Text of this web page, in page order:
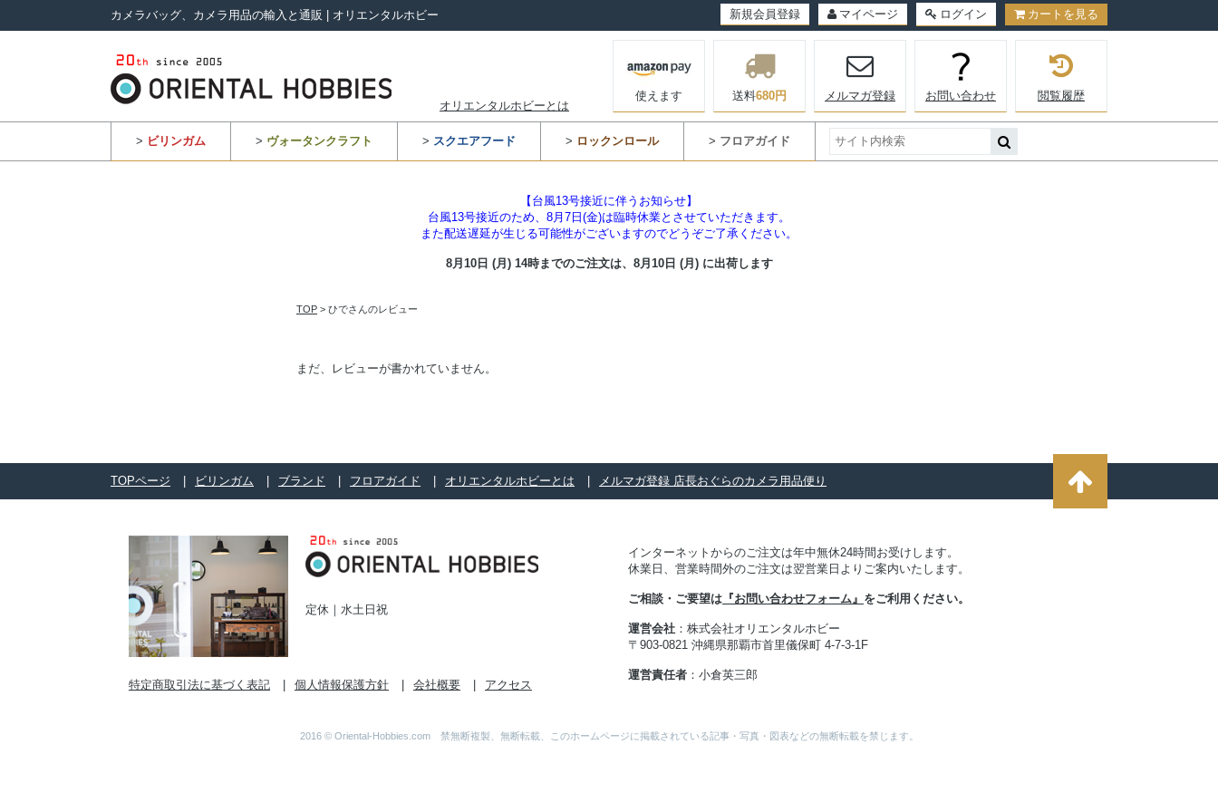
カメラバッグ、カメラ用品の輸入と通販 | オリエンタルホビー 新規会員登録 マイページ ログイン カートを見る
オリエンタルホビーとは
使えます 送料680円 メルマガ登録 お問い合わせ 閲覧履歴
> ビリンガム > ヴォータンクラフト > スクエアフード > ロックンロール > フロアガイド
【台風13号接近に伴うお知らせ】
台風13号接近のため、8月7日(金)は臨時休業とさせていただきます。
また配送遅延が生じる可能性がございますのでどうぞご了承ください。
8月10日 (月) 14時までのご注文は、 8月10日 (月) に出荷します
TOP > ひでさんのレビュー
まだ、レビューが書かれていません。
TOPページ ビリンガム ブランド フロアガイド オリエンタルホビーとは メルマガ登録 店長おぐらのカメラ用品便り
定休｜水土日祝
特定商取引法に基づく表記 個人情報保護方針 会社概要 アクセス
インターネットからのご注文は年中無休24時間お受けします。
休業日、営業時間外のご注文は翌営業日よりご案内いたします。
ご相談・ご要望は 『お問い合わせフォーム』 をご利用ください。
運営会社 ：株式会社オリエンタルホビー
〒903-0821 沖縄県那覇市首里儀保町 4-7-3-1F
運営責任者 ：小倉英三郎
2016 © Oriental-Hobbies.com 禁無断複製、無断転載、このホームページに掲載されている記事・写真・図表などの無断転載を禁じます。